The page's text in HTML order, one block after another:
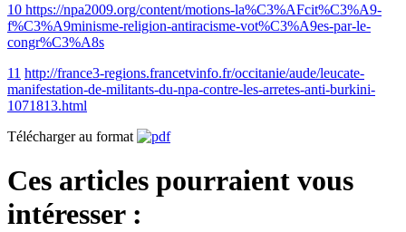
10 https://npa2009.org/content/motions-la%C3%AFcit%C3%A9-
f%C3%A9minisme-religion-antiracisme-vot%C3%A9es-par-le-
congr%C3%A8s
11 http://france3-regions.francetvinfo.fr/occitanie/aude/leucate-
manifestation-de-militants-du-npa-contre-les-arretes-anti-burkini-
1071813.html
Télécharger au format
Ces articles pourraient vous
intéresser :